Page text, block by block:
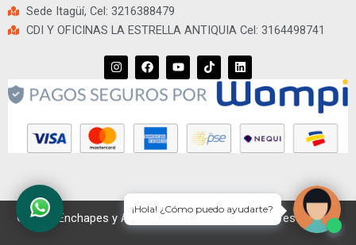
Sede Itagüí, Cel: 3216388479
CDI Y OFICINAS LA ESTRELLA ANTIQUIA Cel: 3164498741
I
n
s
t
g
r
a
m
F
a
c
e
o
o
k
Y
o
u
t
b
T
i
k
k
L
i
n
k
e
d
n
© 2026 Enchapes y Apliques. Todos los derechos reservados.
¡Hola! ¿Cómo puedo ayudarte?